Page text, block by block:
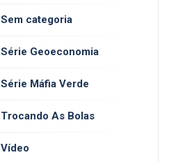
Sem categoria
Série Geoeconomia
Série Máfia Verde
Trocando As Bolas
Vídeo